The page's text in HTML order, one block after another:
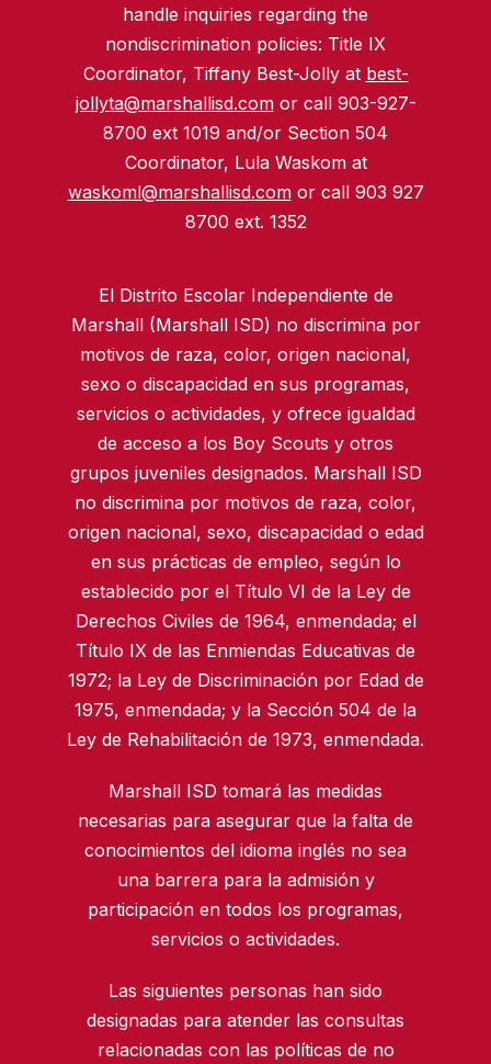
handle inquiries regarding the
nondiscrimination policies: Title IX
Coordinator, Tiffany Best-Jolly at best-
jollyta@marshallisd.comor call 903-927-
8700 ext 1019 and/or Section 504
Coordinator, Lula Waskom at
waskoml@marshallisd.comor call 903 927
8700 ext. 1352
El Distrito Escolar Independiente de
Marshall (Marshall ISD) no discrimina por
motivos de raza, color, origen nacional,
sexo o discapacidad en sus programas,
servicios o actividades, y ofrece igualdad
de acceso a los Boy Scouts y otros
grupos juveniles designados. Marshall ISD
no discrimina por motivos de raza, color,
origen nacional, sexo, discapacidad o edad
en sus prácticas de empleo, según lo
establecido por el Título VI de la Ley de
Derechos Civiles de 1964, enmendada; el
Título IX de las Enmiendas Educativas de
1972; la Ley de Discriminación por Edad de
1975, enmendada; y la Sección 504 de la
Ley de Rehabilitación de 1973, enmendada.
Marshall ISD tomará las medidas
necesarias para asegurar que la falta de
conocimientos del idioma inglés no sea
una barrera para la admisión y
participación en todos los programas,
servicios o actividades.
Las siguientes personas han sido
designadas para atender las consultas
relacionadas con las políticas de no